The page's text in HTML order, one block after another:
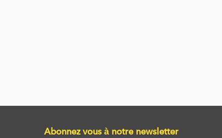
Abonnez vous à notre newsletter